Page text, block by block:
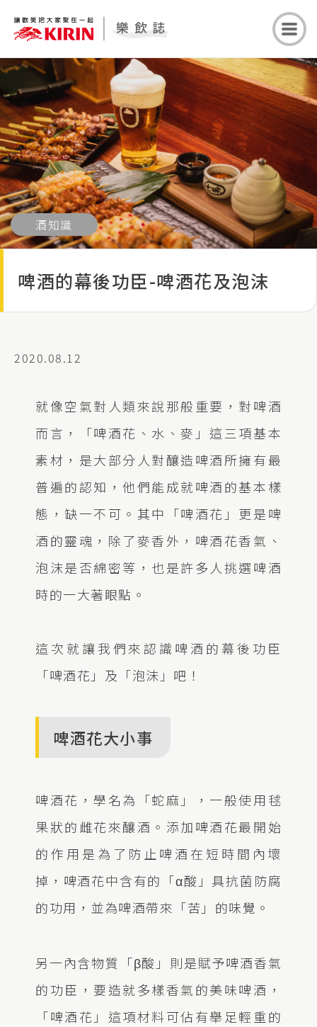
酒知識
啤酒的幕後功臣-啤酒花及泡沫
2020.08.12
就像空氣對人類來說那般重要，對啤酒
而言，「啤酒花、水、麥」這三項基本
素材，是大部分人對釀造啤酒所擁有最
普遍的認知，他們能成就啤酒的基本樣
態，缺一不可。其中「啤酒花」更是啤
酒的靈魂，除了麥香外，啤酒花香氣、
泡沫是否綿密等，也是許多人挑選啤酒
時的一大著眼點。
這次就讓我們來認識啤酒的幕後功臣
「啤酒花」及「泡沫」吧！
啤酒花大小事
啤酒花，學名為「蛇麻」，一般使用毬
果狀的雌花來釀酒。添加啤酒花最開始
的作用是為了防止啤酒在短時間內壞
掉，啤酒花中含有的「α酸」具抗菌防腐
的功用，並為啤酒帶來「苦」的味覺。
另一內含物質「β酸」則是賦予啤酒香氣
的功臣，要造就多樣香氣的美味啤酒，
「啤酒花」這項材料可佔有舉足輕重的